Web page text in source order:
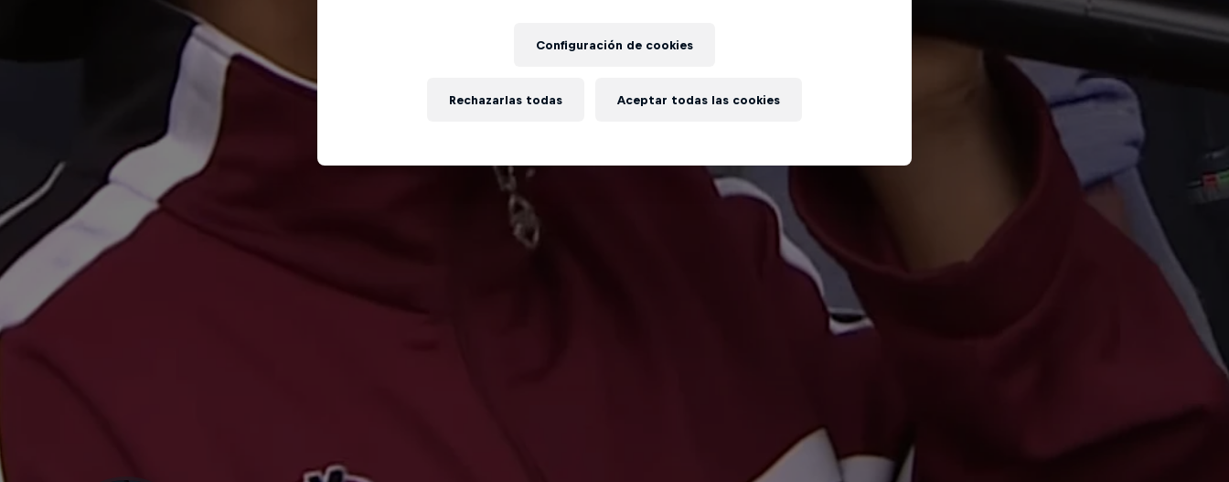
Configuración de cookies
Rechazarlas todas Aceptar todas las cookies